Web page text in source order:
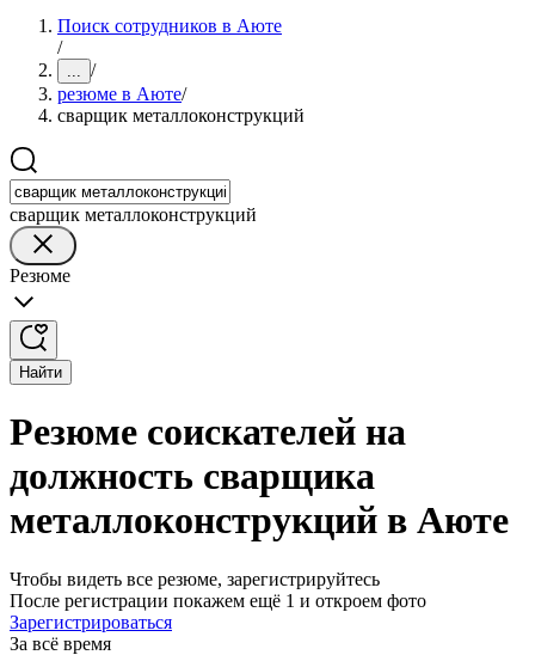
Поиск сотрудников в Аюте
/
... /
резюме в Аюте/
сварщик металлоконструкций
сварщик металлоконструкций
Резюме
Найти
Резюме соискателей на
должность сварщика
металлоконструкций в Аюте
Чтобы видеть все резюме, зарегистрируйтесь
После регистрации покажем ещё 1 и откроем фото
Зарегистрироваться
За всё время